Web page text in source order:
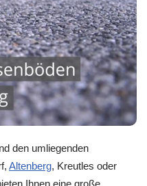
den umliegenden
Altenberg, Kreutles oder
Ihnen eine große